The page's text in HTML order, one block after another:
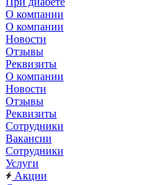
О компании
О компании
Новости
Отзывы
Реквизиты
О компании
Новости
Отзывы
Реквизиты
Сотрудники
Вакансии
Сотрудники
Услуги
Акции